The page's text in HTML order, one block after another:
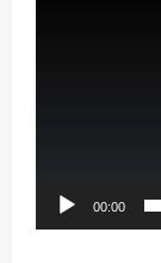
00:00